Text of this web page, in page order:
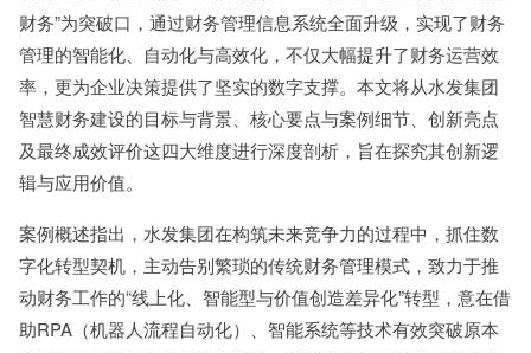
财务”为突破口，通过财务管理信息系统全面升级，实现了财务
管理的智能化、自动化与高效化，不仅大幅提升了财务运营效
率，更为企业决策提供了坚实的数字支撑。本文将从水发集团
智慧财务建设的目标与背景、核心要点与案例细节、创新亮点
及最终成效评价这四大维度进行深度剖析，旨在探究其创新逻
辑与应用价值。
案例概述指出，水发集团在构筑未来竞争力的过程中，抓住数
字化转型契机，主动告别繁琐的传统财务管理模式，致力于推
动财务工作的“线上化、智能型与价值创造差异化”转型，意在借
助RPA（机器人流程自动化）、智能系统等技术有效突破原本